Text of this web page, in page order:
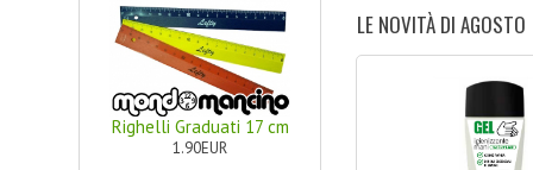
LE NOVITÀ DI AGOSTO
Righelli Graduati 17 cm
1.90EUR